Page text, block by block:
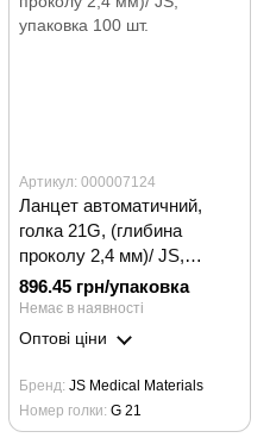
Артикул: 000007124
Ланцет автоматичний,
голка 21G, (глибина
проколу 2,4 мм)/ JS,
упаковка 100 шт.
896.45 грн/упаковка
Немає в наявності
Оптові ціни
Бренд JS Medical Materials
Номер голки G 21